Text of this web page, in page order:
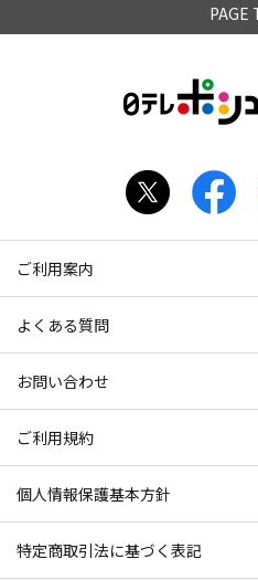
PAGE
ご利用案内
よくある質問
お問い合わせ
ご利用規約
個人情報保護基本方針
特定商取引法に基づく表記